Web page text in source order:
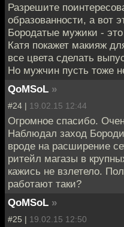
Разрешите
образованности, а вот
Бородатые мужики - это
Катя покажет макияж
все цвета сделать
Но мужчин пусть тоже
QoMSoL »
#24 | 19.02.15 12:44
Огромное спасибо.
Наблюдал заход
вроде на расширение
ритейл магазы в
кажись не взлетело.
работают таки?
QoMSoL »
#25 | 19.02.15 12:50